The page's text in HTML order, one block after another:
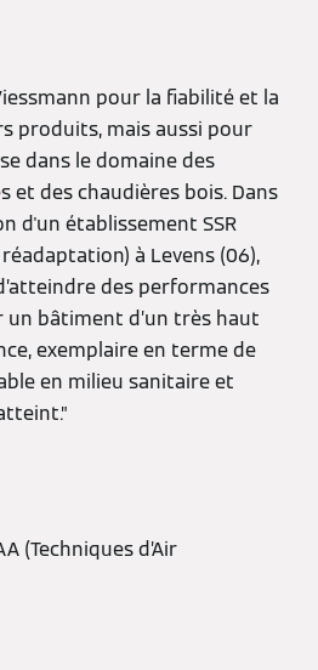
pour la fiabilité et la
produits, mais aussi pour
dans le domaine des
et des chaudières bois. Dans
d'un établissement SSR
à Levens (06),
des performances
un bâtiment d’un très haut
exemplaire en terme de
en milieu sanitaire et
(Techniques d’Air